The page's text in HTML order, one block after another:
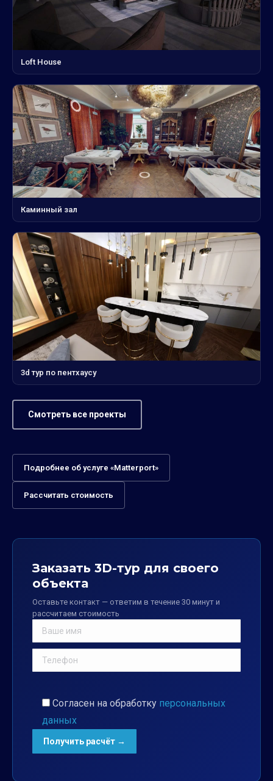
Loft House
Каминный зал
3d тур по пентхаусу
Смотреть все проекты
Подробнее об услуге «Matterport»
Рассчитать стоимость
Заказать 3D-тур для своего
объекта
Оставьте контакт — ответим в течение 30 минут и
рассчитаем стоимость
Согласен на обработку персональных
данных